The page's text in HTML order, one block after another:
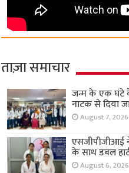
ताज़ा समाचार
जन्म के एक घंटे
नाटक से दिया
August 7,
एसजीपीजीआई
के साथ डबल
August 6,